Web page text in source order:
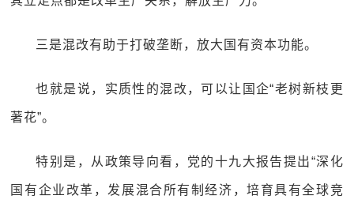
三是混改有助于打破垄断，放大国有资本功能。
也就是说，实质性的混改，可以让国企“老树新枝更
著花”。
特别是，从政策导向看，党的十九大报告提出“深化
国有企业改革，发展混合所有制经济，培育具有全球竞